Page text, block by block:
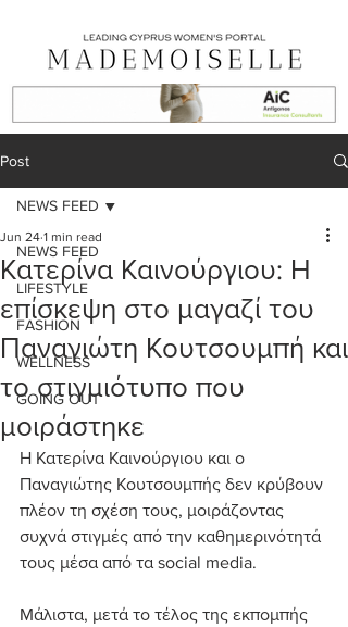
Post
NEWS FEED
LIFESTYLE
FASHION
WELLNESS
GOING OUT
NEWS FEED
Κατερίνα Καινούργιου: Η
επίσκεψη στο μαγαζί του
Παναγιώτη Κουτσουμπή και
το στιγμιότυπο που
μοιράστηκε
Jun 24 1 min read
Η Κατερίνα Καινούργιου και ο
Παναγιώτης Κουτσουμπής δεν κρύβουν
πλέον τη σχέση τους, μοιράζοντας
συχνά στιγμές από την καθημερινότητά
τους μέσα από τα social media.
Μάλιστα, μετά το τέλος της εκπομπής